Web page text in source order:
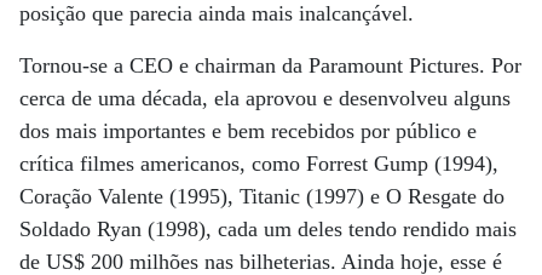
posição que parecia ainda mais inalcançável.
Tornou-se a CEO e chairman da Paramount Pictures. Por
cerca de uma década, ela aprovou e desenvolveu alguns
dos mais importantes e bem recebidos por público e
crítica filmes americanos, como Forrest Gump (1994),
Coração Valente (1995), Titanic (1997) e O Resgate do
Soldado Ryan (1998), cada um deles tendo rendido mais
de US$ 200 milhões nas bilheterias. Ainda hoje, esse é